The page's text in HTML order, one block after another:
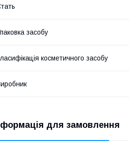
засобу
косметичного засобу
для замовлення